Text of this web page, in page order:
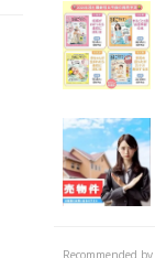
Recommended by